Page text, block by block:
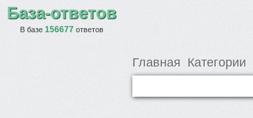
База-ответов
В базе 156677 ответов
Главная Категории